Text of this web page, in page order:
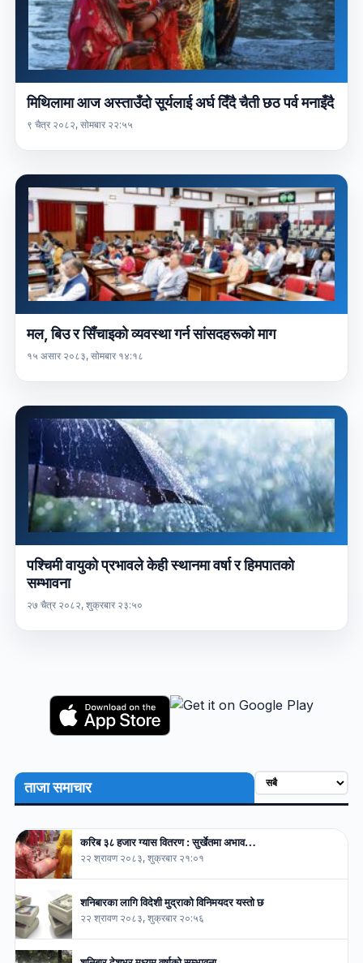
मिथिलामा आज अस्ताउँदो सूर्यलाई अर्घ दिँदै चैती छठ पर्व मनाइँदै
९ चैत्र २०८२, सोमबार २२:५५
मल, बिउ र सिँचाइको व्यवस्था गर्न सांसदहरूको माग
१५ असार २०८३, सोमबार १४:१८
पश्चिमी वायुको प्रभावले केही स्थानमा वर्षा र हिमपातको
सम्भावना
२७ चैत्र २०८२, शुक्रबार २३:५०
ताजा समाचार
करिब ३८ हजार ग्यास वितरण : सुर्खेतमा अभाव…
२२ श्रावण २०८३, शुक्रबार २१:०१
शनिबारका लागि विदेशी मुद्राको विनिमयदर यस्तो छ
२२ श्रावण २०८३, शुक्रबार २०:५६